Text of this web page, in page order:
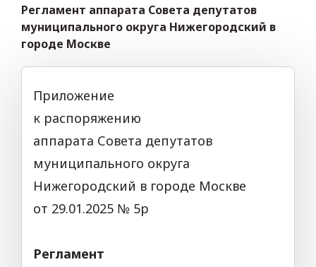
Регламент аппарата Совета депутатов
муниципального округа Нижегородский в
городе Москве
Приложение
к распоряжению
аппарата Совета депутатов
муниципального округа
Нижегородский в городе Москве
от 29.01.2025 № 5р
Регламент